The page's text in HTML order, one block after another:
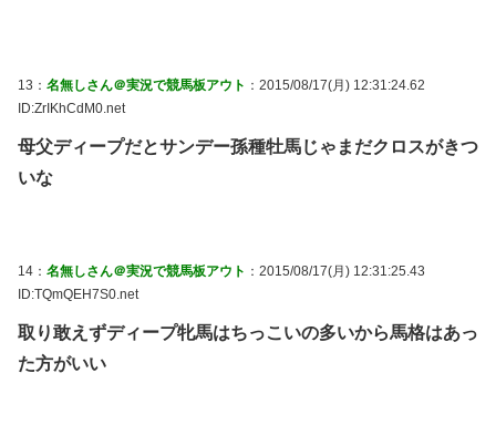
13： 名無しさん＠実況で競馬板アウト ：2015/08/17(月) 12:31:24.62
ID:ZrIKhCdM0.net
母父ディープだとサンデー孫種牡馬じゃまだクロスがきつ
いな
14： 名無しさん＠実況で競馬板アウト ：2015/08/17(月) 12:31:25.43
ID:TQmQEH7S0.net
取り敢えずディープ牝馬はちっこいの多いから馬格はあっ
た方がいい